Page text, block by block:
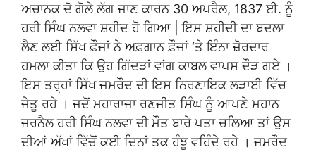
ਅਚਾਨਕ ਦੋ ਗੋਲੇ ਲੱਗ ਜਾਣ ਕਾਰਨ 30 ਅਪਰੈਲ, 1837 ਈ. ਨੂੰ
ਹਰੀ ਸਿੰਘ ਨਲਵਾ ਸ਼ਹੀਦ ਹੋ ਗਿਆ | ਇਸ ਸ਼ਹੀਦੀ ਦਾ ਬਦਲਾ
ਲੈਣ ਲਈ ਸਿੱਖ ਫ਼ੌਜਾਂ ਨੇ ਅਫ਼ਗਾਨ ਫ਼ੌਜਾਂ ‘ਤੇ ਇੰਨਾ ਜ਼ੋਰਦਾਰ
ਹਮਲਾ ਕੀਤਾ ਕਿ ਉਹ ਗਿੱਦੜਾਂ ਵਾਂਗ ਕਾਬਲ ਵਾਪਸ ਦੌੜ ਗਏ ।
ਇਸ ਤਰ੍ਹਾਂ ਸਿੱਖ ਜਮਰੌਦ ਦੀ ਇਸ ਨਿਰਣਾਇਕ ਲੜਾਈ ਵਿੱਚ
ਜੇਤੂ ਰਹੇ । ਜਦੋਂ ਮਹਾਰਾਜਾ ਰਣਜੀਤ ਸਿੰਘ ਨੂੰ ਆਪਣੇ ਮਹਾਨ
ਜਰਨੈਲ ਹਰੀ ਸਿੰਘ ਨਲਵਾ ਦੀ ਮੌਤ ਬਾਰੇ ਪਤਾ ਚਲਿਆ ਤਾਂ ਉਸ
ਦੀਆਂ ਅੱਖਾਂ ਵਿੱਚੋਂ ਕਈ ਦਿਨਾਂ ਤਕ ਹੰਝੂ ਵਹਿੰਦੇ ਰਹੇ । ਜਮਰੌਦ